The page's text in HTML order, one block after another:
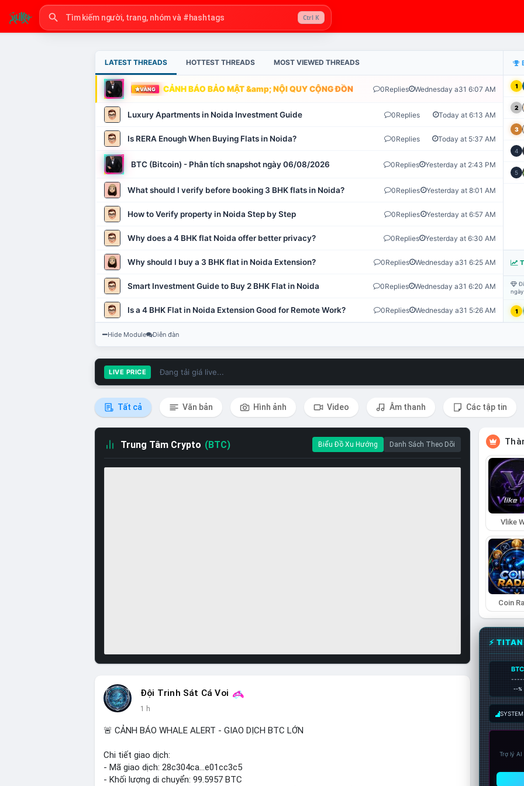
Ctrl K
LATEST THREADS HOTTEST THREADS MOST VIEWED THREADS
VÀNG CẢNH BÁO BẢO MẬT &amp; NỘI QUY CỘNG ĐỒNG VLIKE.VN: HỆ THỐNG GIÁM SÁT TỰ
0Replies Wednesday a31 6:07 AM
Luxury Apartments in Noida Investment Guide 0Replies Today at 6:13 AM
Is RERA Enough When Buying Flats in Noida? 0Replies Today at 5:37 AM
BTC (Bitcoin) - Phân tích snapshot ngày 06/08/2026 0Replies Yesterday at 2:43 PM
What should I verify before booking 3 BHK flats in Noida? 0Replies Yesterday at 8:01 AM
How to Verify property in Noida Step by Step 0Replies Yesterday at 6:57 AM
Why does a 4 BHK flat Noida offer better privacy? 0Replies Yesterday at 6:30 AM
Why should I buy a 3 BHK flat in Noida Extension? 0Replies Wednesday a31 6:25 AM
Smart Investment Guide to Buy 2 BHK Flat in Noida 0Replies Wednesday a31 6:20 AM
Is a 4 BHK Flat in Noida Extension Good for Remote Work? 0Replies Wednesday a31 5:26 AM
1
2
3
4
5
1
Hide Module Diễn đàn
LIVE PRICE Đang tải giá live...
Tất cả Văn bản Hình ảnh Video Âm thanh Các tập tin
Trung Tâm Crypto (BTC) Biểu Đồ Xu Hướng Danh Sách Theo Dõi
Đội Trinh Sát Cá Voi
1 h
🚨 CẢNH BÁO WHALE ALERT - GIAO DỊCH BTC LỚN
Chi tiết giao dịch:
- Mã giao dịch: 28c304ca...e01cc3c5
- Khối lượng di chuyển: 99.5957 BTC
Vlike
Coin
⚡
BTC
--%
Trợ lý